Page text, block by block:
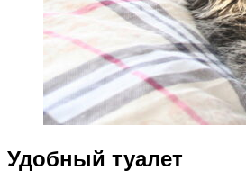
Удобный туалет